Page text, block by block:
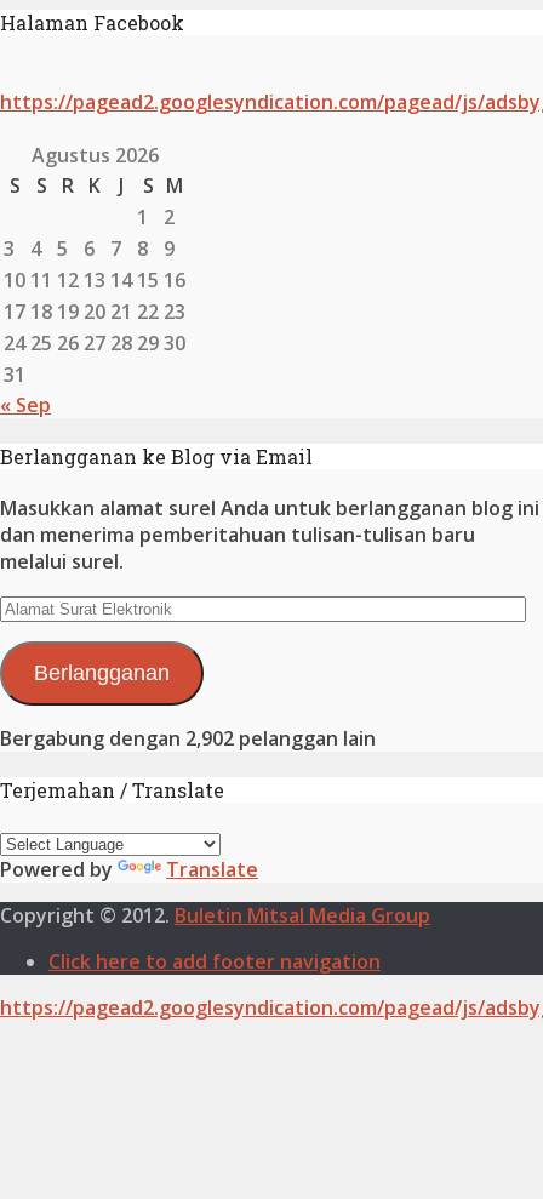
Halaman Facebook
https://pagead2.googlesyndication.com/pagead/js/
Agustus 2026
S
S R K J S M
1
2
3
4 5 6 7 8
9
10 11 12 13 14 15 16
17 18 19 20 21 22 23
24 25 26 27 28 2930
31
« Sep
Berlangganan ke Blog via Email
Masukkan alamat surel Anda untuk berlangganan blog ini
dan menerima pemberitahuan tulisan-tulisan baru
melalui surel.
Alamat
Elektronik
Berlangganan
Bergabung dengan 2,902 pelanggan lain
Terjemahan / Translate
Powered by
Translate
Copyright © 2012. Buletin Mitsal Media Group
Click here to add footer navigation
https://pagead2.googlesyndication.com/pagead/js/